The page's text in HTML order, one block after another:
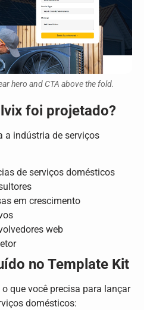
hero and CTA above the fold.
foi projetado?
a indústria de serviços
de serviços domésticos
em crescimento
web
no Template Kit
que você precisa para lançar
domésticos: